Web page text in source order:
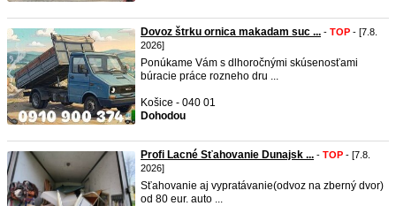
Dovoz štrku ornica makadam suc ... - TOP - [7.8.
2026]
Ponúkame Vám s dlhoročnými skúsenosťami
búracie práce rozneho dru ...
Košice - 040 01
Dohodou
Profi Lacné Sťahovanie Dunajsk ... - TOP - [7.8.
2026]
Sťahovanie aj vypratávanie(odvoz na zberný dvor)
od 80 eur. auto ...